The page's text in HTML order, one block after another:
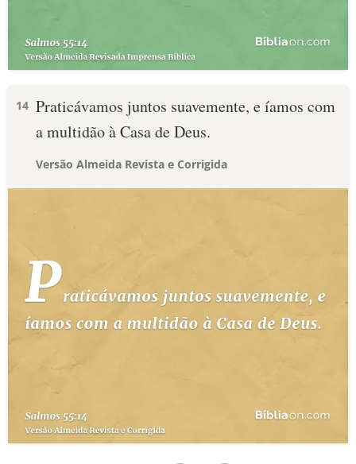
14 Praticávamos juntos suavemente, e íamos com
a multidão à Casa de Deus.
Versão Almeida Revista e Corrigida